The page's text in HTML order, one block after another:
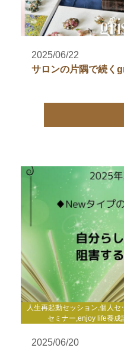
2025/06/22
サロンの片隅で続く
人生再起動セッション,個人
セミナー,enjoy life養成
2025/06/20